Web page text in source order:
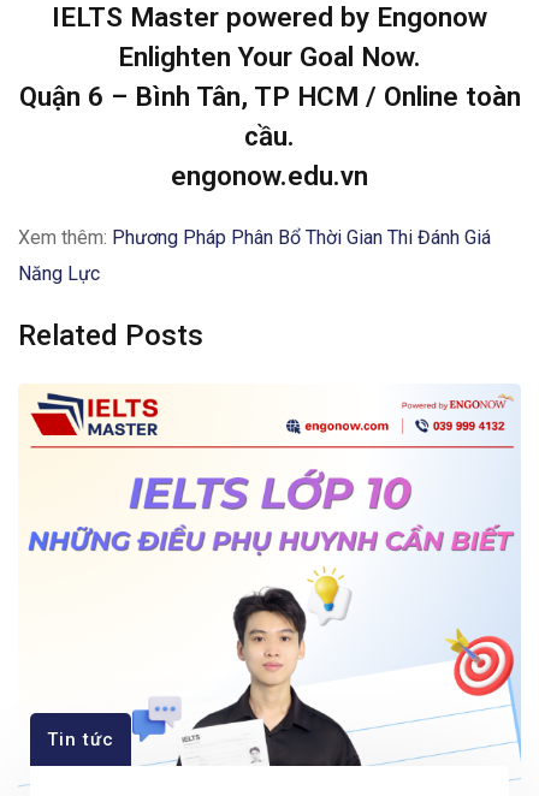
IELTS Master powered by Engonow
Enlighten Your Goal Now.
Quận 6 – Bình Tân, TP HCM / Online toàn
cầu.
engonow.edu.vn
Xem thêm: Phương Pháp Phân Bổ Thời Gian Thi Đánh Giá
Năng Lực
Related Posts
Tin tức